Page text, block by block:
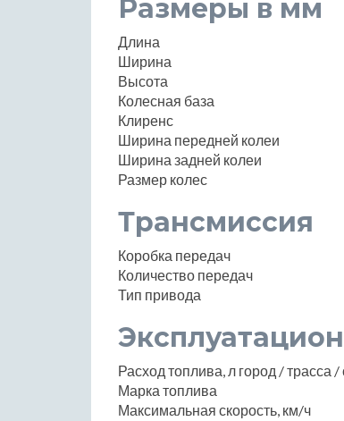
Размеры в мм
Длина
Ширина
Высота
Колесная база
Клиренс
Ширина передней колеи
Ширина задней колеи
Размер колес
Трансмиссия
Коробка передач
Количество передач
Тип привода
Расход топлива, л город /
Марка топлива
Максимальная скорость, км/ч